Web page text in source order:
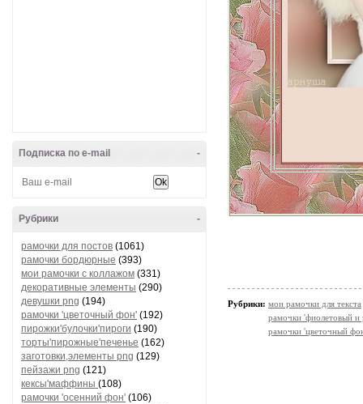
-
Подписка по e-mail
-
Рубрики
рамочки для постов (1061)
рамочки бордюрные (393)
мои рамочки с коллажом (331)
декоративные элементы (290)
девушки png (194)
рамочки 'цветочный фон' (192)
пирожки'булочки'пироги (190)
торты'пирожные'печенье (162)
заготовки,элементы png (129)
пейзажи png (121)
кексы'маффины (108)
рамочки 'осенний фон' (106)
Рубрики: мои рамочки для текста
рамочки 'фиолетовый и
рамочки 'цветочный